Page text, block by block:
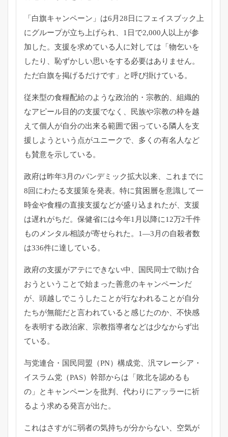
「白旗キャンペーン」 は6月28日にフェイスブック上
にグループが立ち上げられ、 1日で2,000人以上が参
加した。 支援を求めている人に対しては「物乞いを
したり、 恥ずかしい思いをする必要はありません。
ただ白旗を掲げるだけです」と呼び掛けている。
従来型の食糧配給のような政治的・宗教的、 組織的
なアピール目的の支援でなく、
民族や宗教の枠を越
えて個人が自分の出来る範囲で困っている隣人 を支
援しようという点がユニークで、 多くの有名人など
も賛意を示している。
政府は昨年3月のパンデミック拡大以来、
これまでに
8回にわたる支援策を発表。 特に貧困層を意識して一
時金や食糧の直接支援などが盛り込まれたが、支援
は遅れがちだ。 保健省には今年1月以降に12万2千件
ものメンタル相談が寄せられた。1—3月の自殺者数
は336件に達している。
政府の支援がアテにできない中、
国民同士で助け合
おうということで始まった善意のキャンペーンだ
が、 頭越しでこうしたことが行なわれることが自分
たちが無能だと言われていると感じたのか、不快感
を表明する政治家、 宗教指導者などは少なからず出
ている。
与党連合・国民同盟（PN）構成党、汎マレーシア・
イスラム党（PAS）幹部からは「敗北を認めるも
の」とキャンペーンを批判、 代わりにアッラーに祈
るよう求める発言が出た。
これはさすがに弱者の気持ちが分からない、 空気が